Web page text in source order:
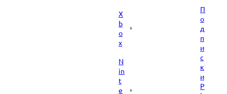
X
b
o
x
N
in
t
e
П
о
д
п
и
с
к
и
P